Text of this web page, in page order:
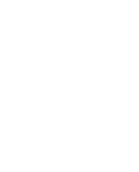
آرکاباتری
یو پی اس، موتورسیکلت یا
تهیه کنی. لینک های